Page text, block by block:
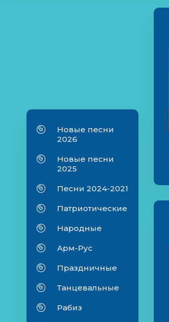
Новые песни
2026
Новые песни
2025
Песни 2024-2021
Патриотические
Народные
Арм-Рус
Праздничные
Танцевальные
Рабиз